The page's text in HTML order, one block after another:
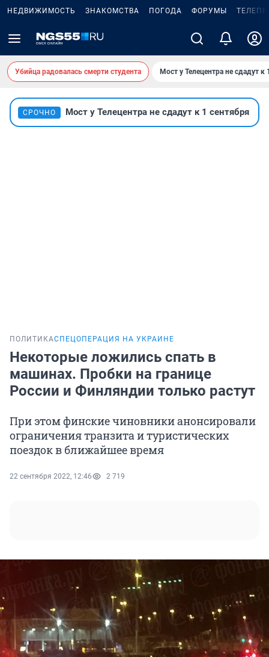
НЕДВИЖИМОСТЬ ЗНАКОМСТВА ПОГОДА ФОРУМЫ
Убийца радовалась смерти студента Мост у Телецентра не сдадут к
СРОЧНО Мост у Телецентра не сдадут к 1 сентября
ПОЛИТИКАСПЕЦОПЕРАЦИЯ НА УКРАИНЕ
Некоторые ложились спать в
машинах. Пробки на границе
России и Финляндии только растут
При этом финские чиновники анонсировали
ограничения транзита и туристических
поездок в ближайшее время
22 сентября 2022, 12:46 2 719